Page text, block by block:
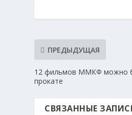
ПРЕДЫДУЩАЯ
12 фильмов ММКФ можно
прокате
СВЯЗАННЫЕ